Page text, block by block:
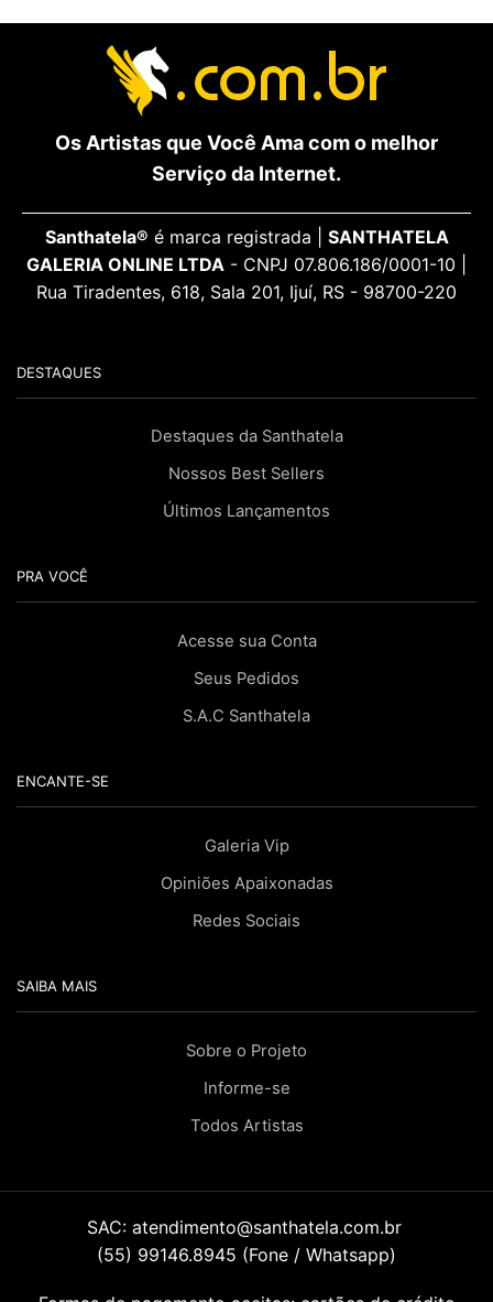
Os Artistas que Você Ama com o melhor
Serviço da Internet.
Santhatela® é marca registrada | SANTHATELA
GALERIA ONLINE LTDA - CNPJ 07.806.186/0001-10 |
Rua Tiradentes, 618, Sala 201, Ijuí, RS - 98700-220
DESTAQUES
Destaques da Santhatela
Nossos Best Sellers
Últimos Lançamentos
PRA VOCÊ
Acesse sua Conta
Seus Pedidos
S.A.C Santhatela
ENCANTE-SE
Galeria Vip
Opiniões Apaixonadas
Redes Sociais
SAIBA MAIS
Sobre o Projeto
Informe-se
Todos Artistas
SAC: atendimento@santhatela.com.br
(55) 99146.8945 (Fone / Whatsapp)